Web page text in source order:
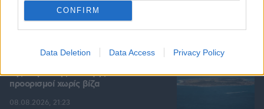
CONFIRM
Data Deletion Data Access Privacy Policy
Χώρα προσφέρει «χρυσά διαβατήρια»
της κλιματικής αλλαγής: Πάνω από 85
προορισμοί χωρίς βίζα
08.08.2026, 21:23